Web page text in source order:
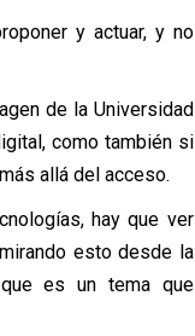
y actuar, y no
de la Universidad
como también si
allá del acceso.
hay que ver
esto desde la
es un tema que